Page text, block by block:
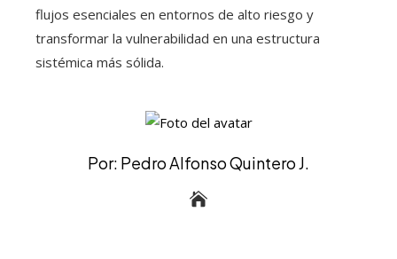
flujos esenciales en entornos de alto riesgo y
transformar la vulnerabilidad en una estructura
sistémica más sólida.
Por: Pedro Alfonso Quintero J.